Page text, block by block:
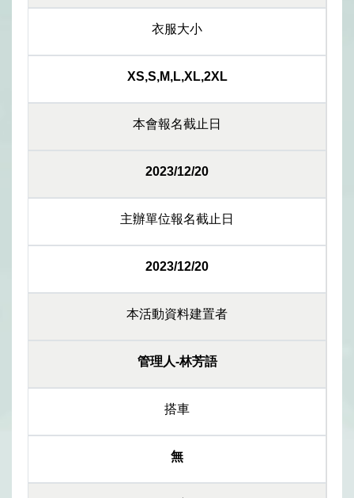
衣服大小
XS,S,M,L,XL,2XL
本會報名截止日
2023/12/20
主辦單位報名截止日
2023/12/20
本活動資料建置者
管理人-林芳語
搭車
無